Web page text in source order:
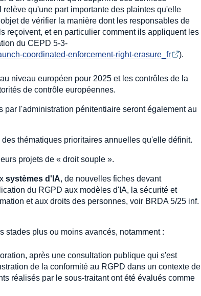
qu'une part importante des plaintes qu'elle
de vérifier la manière dont les responsables de
reçoivent, et en particulier comment ils appliquent les
du CEPD 5-3-
coordinated-enforcement-right-erasure_fr ).
niveau européen pour 2025 et les contrôles de la
de contrôle européennes.
par l'administration pénitentiaire seront également au
thématiques prioritaires annuelles qu'elle définit.
projets de « droit souple ».
systèmes d'IA, de nouvelles fiches devant
du RGPD aux modèles d'IA, la sécurité et
et aux droits des personnes, voir BRDA 5/25 inf.
stades plus ou moins avancés, notamment :
après une consultation publique qui s'est
de la conformité au RGPD dans un contexte de
réalisés par le sous-traitant ont été évalués comme